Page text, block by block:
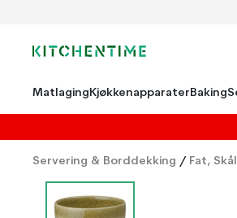
MatlagingKjøkkenapparaterBaking
Servering & Borddekking / Fat,